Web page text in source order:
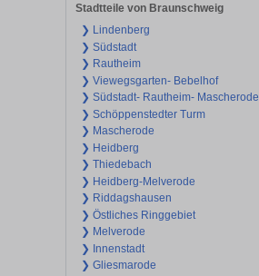
Stadtteile von Braunschweig
❯ Lindenberg
❯ Südstadt
❯ Rautheim
❯ Viewegsgarten- Bebelhof
❯ Südstadt- Rautheim- Mascherode
❯ Schöppenstedter Turm
❯ Mascherode
❯ Heidberg
❯ Thiedebach
❯ Heidberg-Melverode
❯ Riddagshausen
❯ Östliches Ringgebiet
❯ Melverode
❯ Innenstadt
❯ Gliesmarode